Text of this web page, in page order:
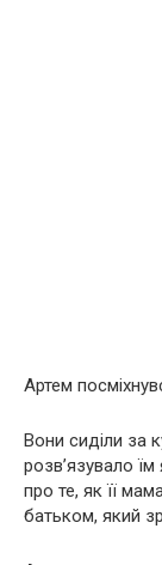
Артем
Вони сиділи за
розв’язувало
про те, як її
батьком, який